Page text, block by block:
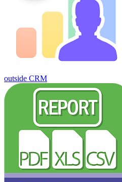
outside CRM